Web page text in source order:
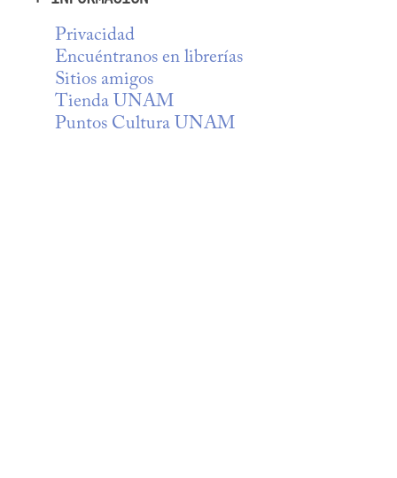
Privacidad
Encuéntranos en librerías
Sitios amigos
Tienda UNAM
Puntos Cultura UNAM